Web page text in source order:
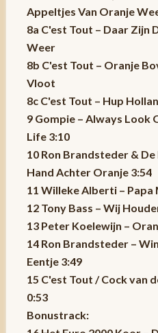
Appeltjes Van Oranje
8a C'est Tout – Daar Zijn
Weer
8b C'est Tout – Oranje
Vloot
8c C'est Tout – Hup
9 Gompie – Always Look
Life 3:10
10 Ron Brandsteder &
Hand Achter Oranje 3:54
11 Willeke Alberti –
12 Tony Bass – Wij
13 Peter Koelewijn –
14 Ron Brandsteder –
Eentje 3:49
15 C'est Tout / Cock van
0:53
Bonustrack: